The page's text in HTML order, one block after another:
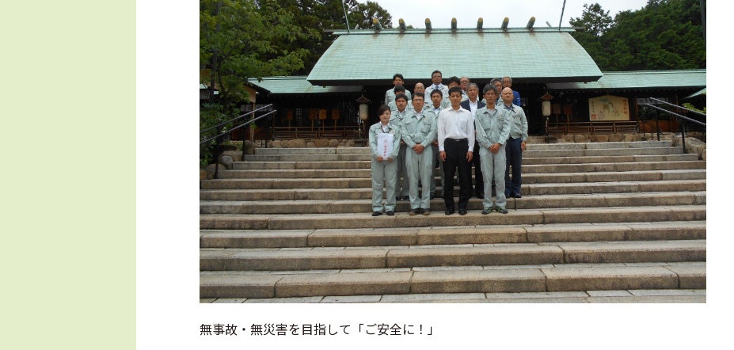
無事故・無災害を目指して「ご安全に！」